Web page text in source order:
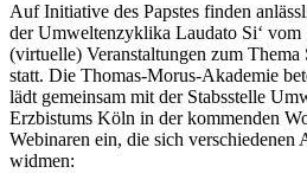
Auf Initiative des Papstes finden
der Umweltenzyklika Laudato Si‘ vom
(virtuelle) Veranstaltungen zum
statt. Die Thomas-Morus-Akademie
lädt gemeinsam mit der Stabsstelle
Erzbistums Köln in der kommenden
Webinaren ein, die sich verschiedenen
widmen: